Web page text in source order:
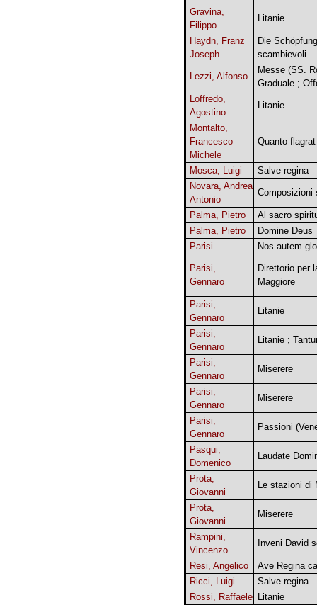
Gravina,
Filippo
Litanie
Haydn, Franz
Joseph
Die
scambievoli
Lezzi, Alfonso
Messe (SS.
Graduale ;
Loffredo,
Agostino
Litanie
Montalto,
Francesco
Michele
Quanto
Mosca, Luigi
Salve regina
Novara, Andrea
Antonio
Composizioni
Palma, Pietro
Al sacro
Palma, Pietro
Domine Deus
Parisi
Nos autem
Parisi,
Gennaro
Direttorio per
Maggiore
Parisi,
Gennaro
Litanie
Parisi,
Gennaro
Litanie ;
Parisi,
Gennaro
Miserere
Parisi,
Gennaro
Miserere
Parisi,
Gennaro
Passioni
Pasqui,
Domenico
Laudate
Prota,
Giovanni
Le stazioni di
Prota,
Giovanni
Miserere
Rampini,
Vincenzo
Inveni David
Resi, Angelico
Ave Regina
Ricci, Luigi
Salve regina
Rossi, Raffaele Litanie